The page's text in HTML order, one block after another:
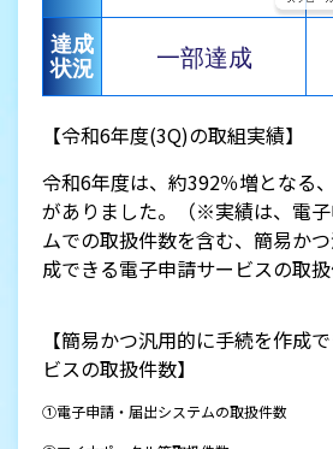
達成
状況
一部達成
【令和6年度(3Q)の取組実績】
令和6年度は、約392％増となる
がありました。（※実績は、電
ムでの取扱件数を含む、簡易か
成できる電子申請サービスの取扱
【簡易かつ汎用的に手続を作成
ビスの取扱件数】
①電子申請・届出システムの取扱件数